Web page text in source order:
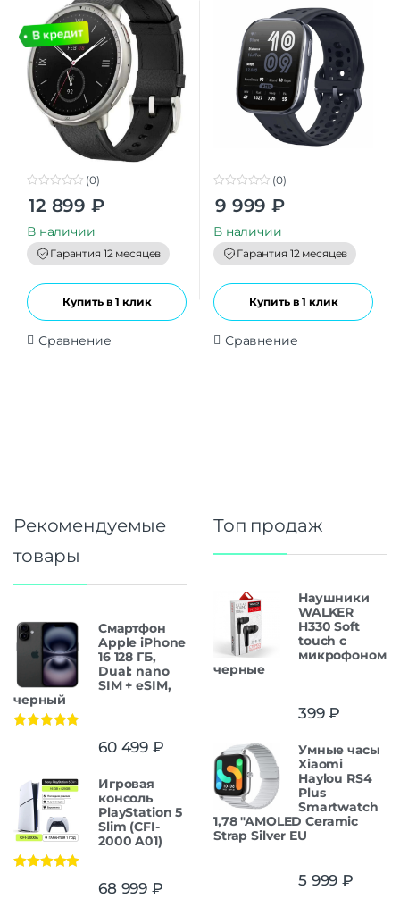
t
o
f
5
(0)
12 899 ₽
В наличии
Гарантия 12 месяцев
Купить в 1 клик
Сравнение
o
t
o
f
5
(0)
9 999 ₽
В наличии
Гарантия 12 месяцев
Купить в 1 клик
Сравнение
Рекомендуемые
товары
Смартфон
Apple iPhone
16 128 ГБ,
Dual: nano
SIM + eSIM,
черный
60 499 ₽
Игровая
консоль
PlayStation 5
Slim (CFI-
2000 A01)
68 999 ₽
Топ продаж
Наушники
WALKER
H330 Soft
touch с
микрофоном
черные
399₽
Умные часы
Xiaomi
Haylou RS4
Plus
Smartwatch
1,78 "AMOLED Ceramic
Strap Silver EU
5 999 ₽